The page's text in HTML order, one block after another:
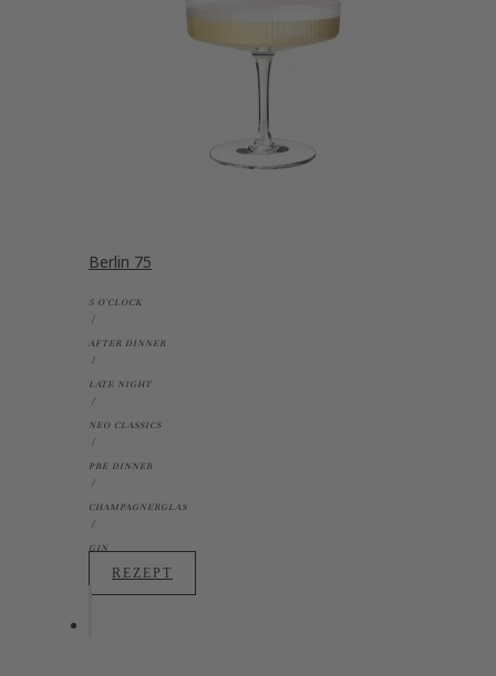
Berlin 75
5 O'CLOCK
AFTER DINNER
LATE NIGHT
NEO CLASSICS
PRE DINNER
CHAMPAGNERGLAS
GIN
REZEPT